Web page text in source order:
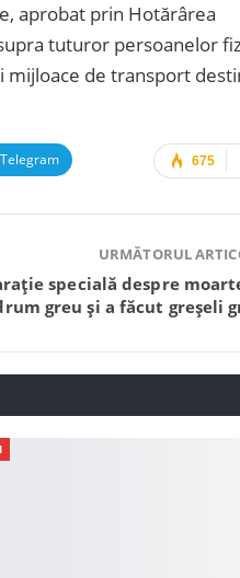
aprobat prin Hotărârea
tuturor persoanelor
mijloace de transport
675
Telegram
URMĂTORUL
specială despre
greu și a făcut greșeli